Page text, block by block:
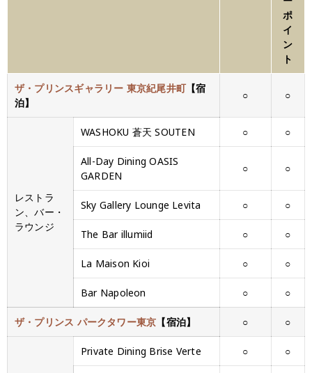
ポ
イ
ン
ト
ザ・プリンスギャラリー 東京紀尾井町【宿
泊】
○ ○
レストラ
ン、バー・
ラウンジ
WASHOKU 蒼天 SOUTEN ○ ○
All-Day Dining OASIS
GARDEN
○ ○
Sky Gallery Lounge Levita ○ ○
The Bar illumiid ○ ○
La Maison Kioi ○ ○
Bar Napoleon ○ ○
ザ・プリンス パークタワー東京 【宿泊】 ○ ○
Private Dining Brise Verte ○ ○